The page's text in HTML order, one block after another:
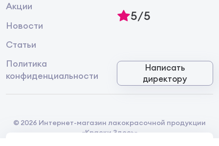
Акции
Новости
Статьи
Политика
конфиденциальности
5/5
Написать
директору
© 2026 Интернет-магазин лакокрасочной продукции
«Краски Здесь»